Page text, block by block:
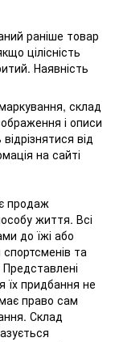
раніше товар
цілісність
Наявність
склад
і описи
від
на сайті
продаж
життя. Всі
до їжі або
та
їх придбання не
право сам
Склад